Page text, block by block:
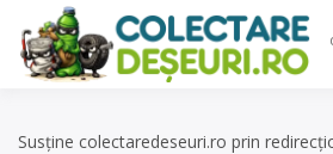
content
Susține colectaredeseuri.ro prin